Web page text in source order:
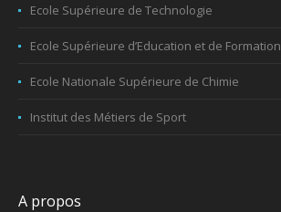
Ecole Supérieure de Technologie
Ecole Supérieure d’Education et de Formation
Ecole Nationale Supérieure de Chimie
Institut des Métiers de Sport
A propos